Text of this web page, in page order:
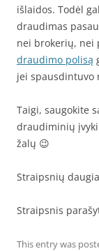
išlaidos. Todėl
draudimas
nei brokerių, nei
draudimo polisą
jei spausdintuvo
Taigi, saugokite
draudiminių
žalų 😉
Straipsnių
Straipsnis
This entry was